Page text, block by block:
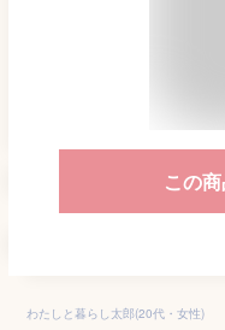
この
わたしと暮らし太郎(20代・女性)